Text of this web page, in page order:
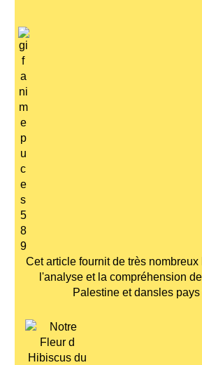
Cet article fournit de très
l'analyse et la compréhension
Palestine et dansles